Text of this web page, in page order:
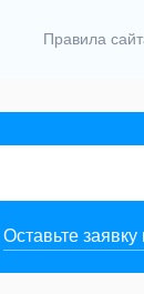
Правила
Оставьте заявку